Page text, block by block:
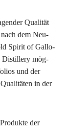
Qua­li­tät
nach dem Neu­
Spi­rit of Gal­lo­
Distil­lery mög­
und der
in der
der